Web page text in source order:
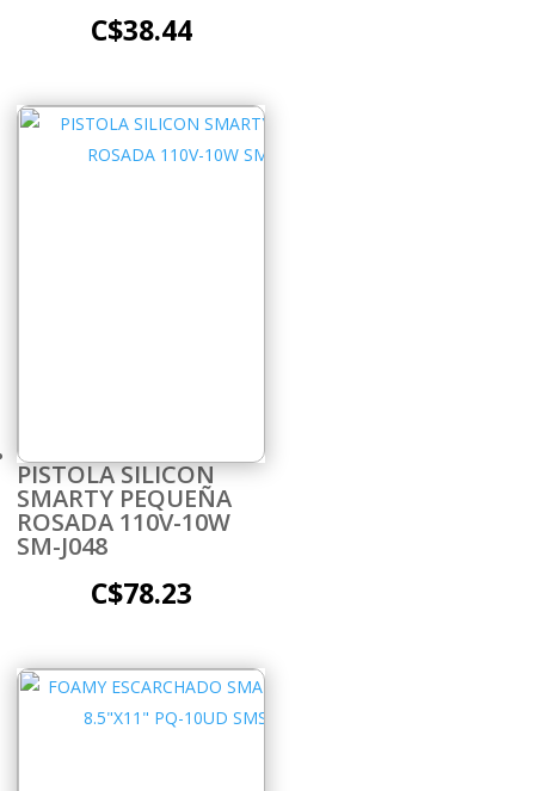
C$38.44
PISTOLA SILICON
SMARTY PEQUEÑA
ROSADA 110V-10W
SM-J048
C$78.23